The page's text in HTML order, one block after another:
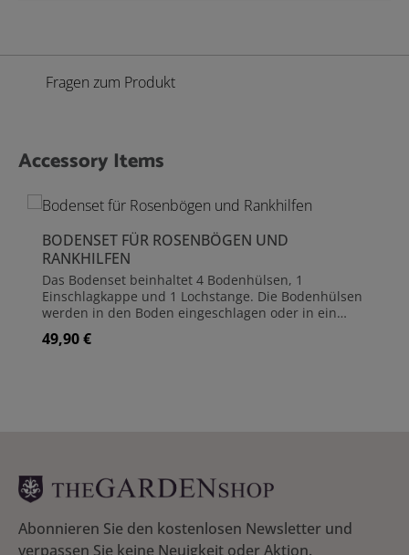
Fragen zum Produkt
Produktgalerie überspringen
Accessory Items
BODENSET FÜR ROSENBÖGEN UND
RANKHILFEN
Das Bodenset beinhaltet 4 Bodenhülsen, 1
Einschlagkappe und 1 Lochstange. Die Bodenhülsen
werden in den Boden eingeschlagen oder in ein
Bodenhülsen beim Einschlagen unversehrt bleiben,
geschützt. Die Bodenhülsen erweitern die
Einbautiefe von 40 cm (Standpfosten) auf 57 cm und
insbesondere in weichen Sandböden, eine noch
bessere Standfestigkeit. Sollte sich späterhin eine
Regulärer Preis:
49,90 €
Abonnieren Sie den kostenlosen Newsletter und
verpassen Sie keine Neuigkeit oder Aktion.